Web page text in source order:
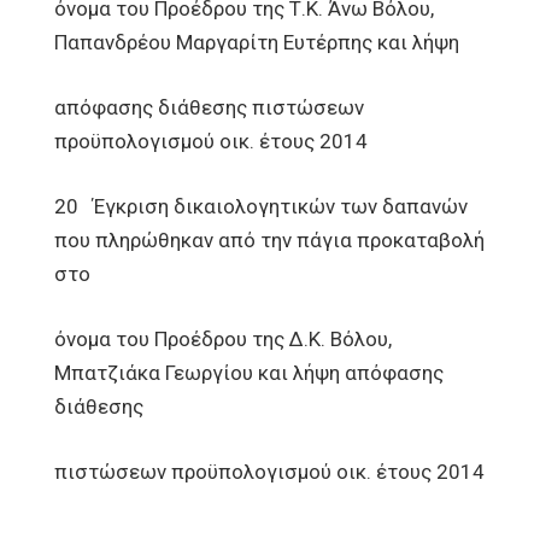
όνομα του Προέδρου της Τ.Κ. Άνω Βόλου,
Παπανδρέου Μαργαρίτη Ευτέρπης και λήψη
απόφασης διάθεσης πιστώσεων
προϋπολογισμού οικ. έτους 2014
20 Έγκριση δικαιολογητικών των δαπανών
που πληρώθηκαν από την πάγια προκαταβολή
στο
όνομα του Προέδρου της Δ.Κ. Βόλου,
Μπατζιάκα Γεωργίου και λήψη απόφασης
διάθεσης
πιστώσεων προϋπολογισμού οικ. έτους 2014